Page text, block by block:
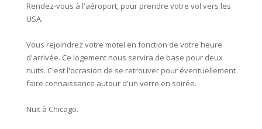
Rendez-vous à l'aéroport, pour prendre votre vol vers les
USA.
Vous rejoindrez votre motel en fonction de votre heure
d'arrivée. Ce logement nous servira de base pour deux
nuits. C'est l'occasion de se retrouver pour éventuellement
faire connaissance autour d'un verre en soirée.
Nuit à Chicago.